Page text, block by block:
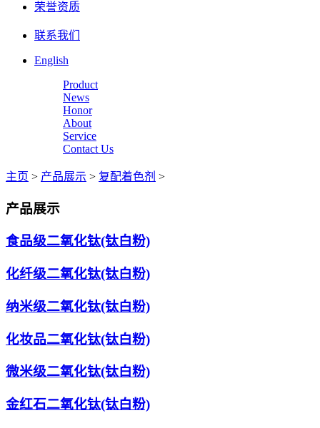
荣誉资质
联系我们
English
Product
News
Honor
About
Service
Contact Us
主页 > 产品展示 > 复配着色剂 >
产品展示
食品级二氧化钛(钛白粉)
化纤级二氧化钛(钛白粉)
纳米级二氧化钛(钛白粉)
化妆品二氧化钛(钛白粉)
微米级二氧化钛(钛白粉)
金红石二氧化钛(钛白粉)